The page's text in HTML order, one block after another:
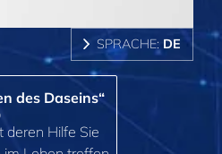
SPRACHE: DE
des Daseins“
deren Hilfe Sie